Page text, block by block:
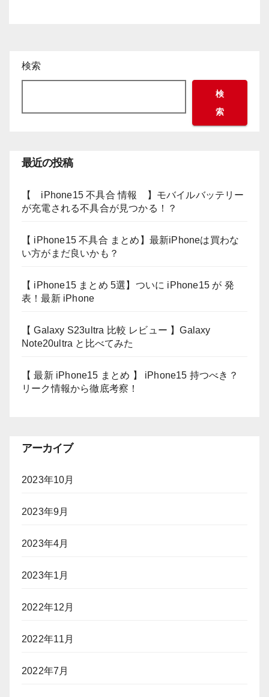
検索
検
索
最近の投稿
【 iPhone15 不具合 情報 】モバイルバッテリー
が充電される不具合が見つかる！？
【 iPhone15 不具合 まとめ】最新iPhoneは買わな
い方がまだ良いかも？
【 iPhone15 まとめ 5選】ついに iPhone15 が 発
表！最新 iPhone
【 Galaxy S23ultra 比較 レビュー 】Galaxy
Note20ultra と比べてみた
【 最新 iPhone15 まとめ 】 iPhone15 持つべき？
リーク情報から徹底考察！
アーカイブ
2023年10月
2023年9月
2023年4月
2023年1月
2022年12月
2022年11月
2022年7月